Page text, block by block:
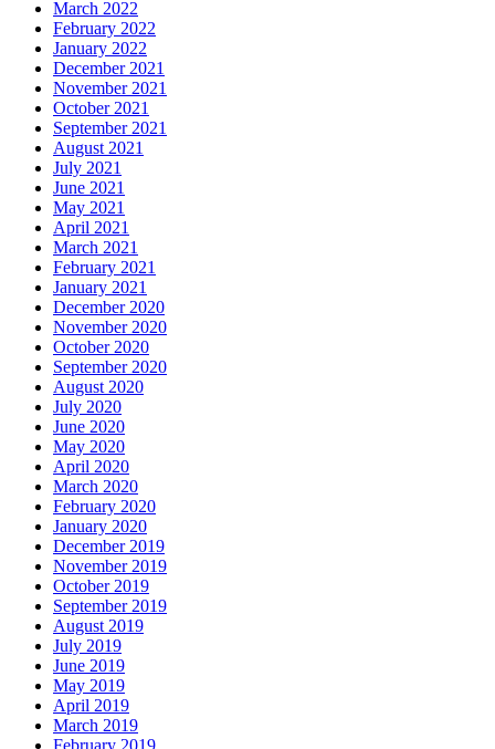
March 2022
February 2022
January 2022
December 2021
November 2021
October 2021
September 2021
August 2021
July 2021
June 2021
May 2021
April 2021
March 2021
February 2021
January 2021
December 2020
November 2020
October 2020
September 2020
August 2020
July 2020
June 2020
May 2020
April 2020
March 2020
February 2020
January 2020
December 2019
November 2019
October 2019
September 2019
August 2019
July 2019
June 2019
May 2019
April 2019
March 2019
February 2019